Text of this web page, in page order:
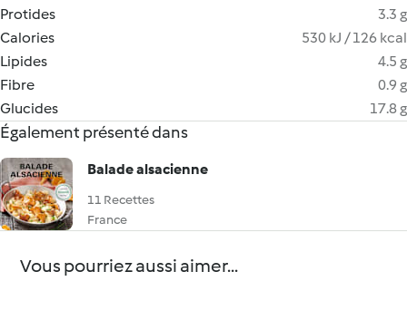
Protides
3.3 g
Calories
530 kJ / 126 kcal
Lipides
4.5 g
Fibre
0.9 g
Glucides
17.8 g
Également présenté dans
Balade alsacienne
11 Recettes
France
Vous pourriez aussi aimer...